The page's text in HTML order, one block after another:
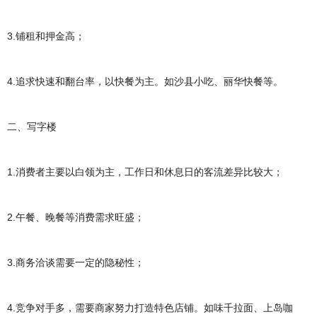
3.铺租和押金高；
4.追求快速和翻台率，以快餐为主。如沙县小吃、丽华快餐等。
二、写字楼
1.消费者主要以白领为主，工作日和休息日的客流差异比较大；
2.午餐、晚餐等消费需求旺盛；
3.商务洽谈需要一定的隐秘性；
4.竞争对手多，需要商家努力打造特色店铺。如味千拉面、上岛咖